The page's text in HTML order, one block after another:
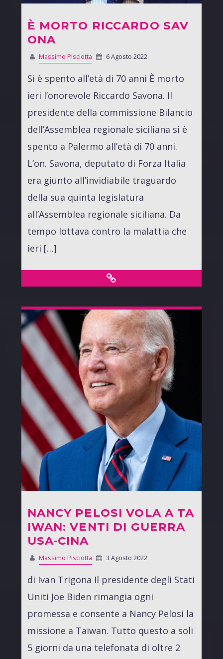
È MORTO RICCARDO SAV
ONA
Massimo Pisciotta 6 Agosto 2022
Si è spento all’età di 70 anni È morto
ieri l’onorevole Riccardo Savona. Il
presidente della commissione Bilancio
dell’Assemblea regionale siciliana si è
spento a Palermo all’età di 70 anni.
L’on. Savona, deputato di Forza Italia
era giunto all’invidiabile traguardo
della sua quinta legislatura
all’Assemblea regionale siciliana. Da
tempo lottava contro la malattia che
ieri […]
NANCY PELOSI VOLA A TA
IWAN: VENTI DI GUERRA
USA-CINA
Massimo Pisciotta 3 Agosto 2022
di Ivan Trigona Il presidente degli Stati
Uniti Joe Biden rimangia ogni
promessa e consente a Nancy Pelosi la
missione a Taiwan. Tutto questo a soli
5 giorni da una telefonata di oltre 2